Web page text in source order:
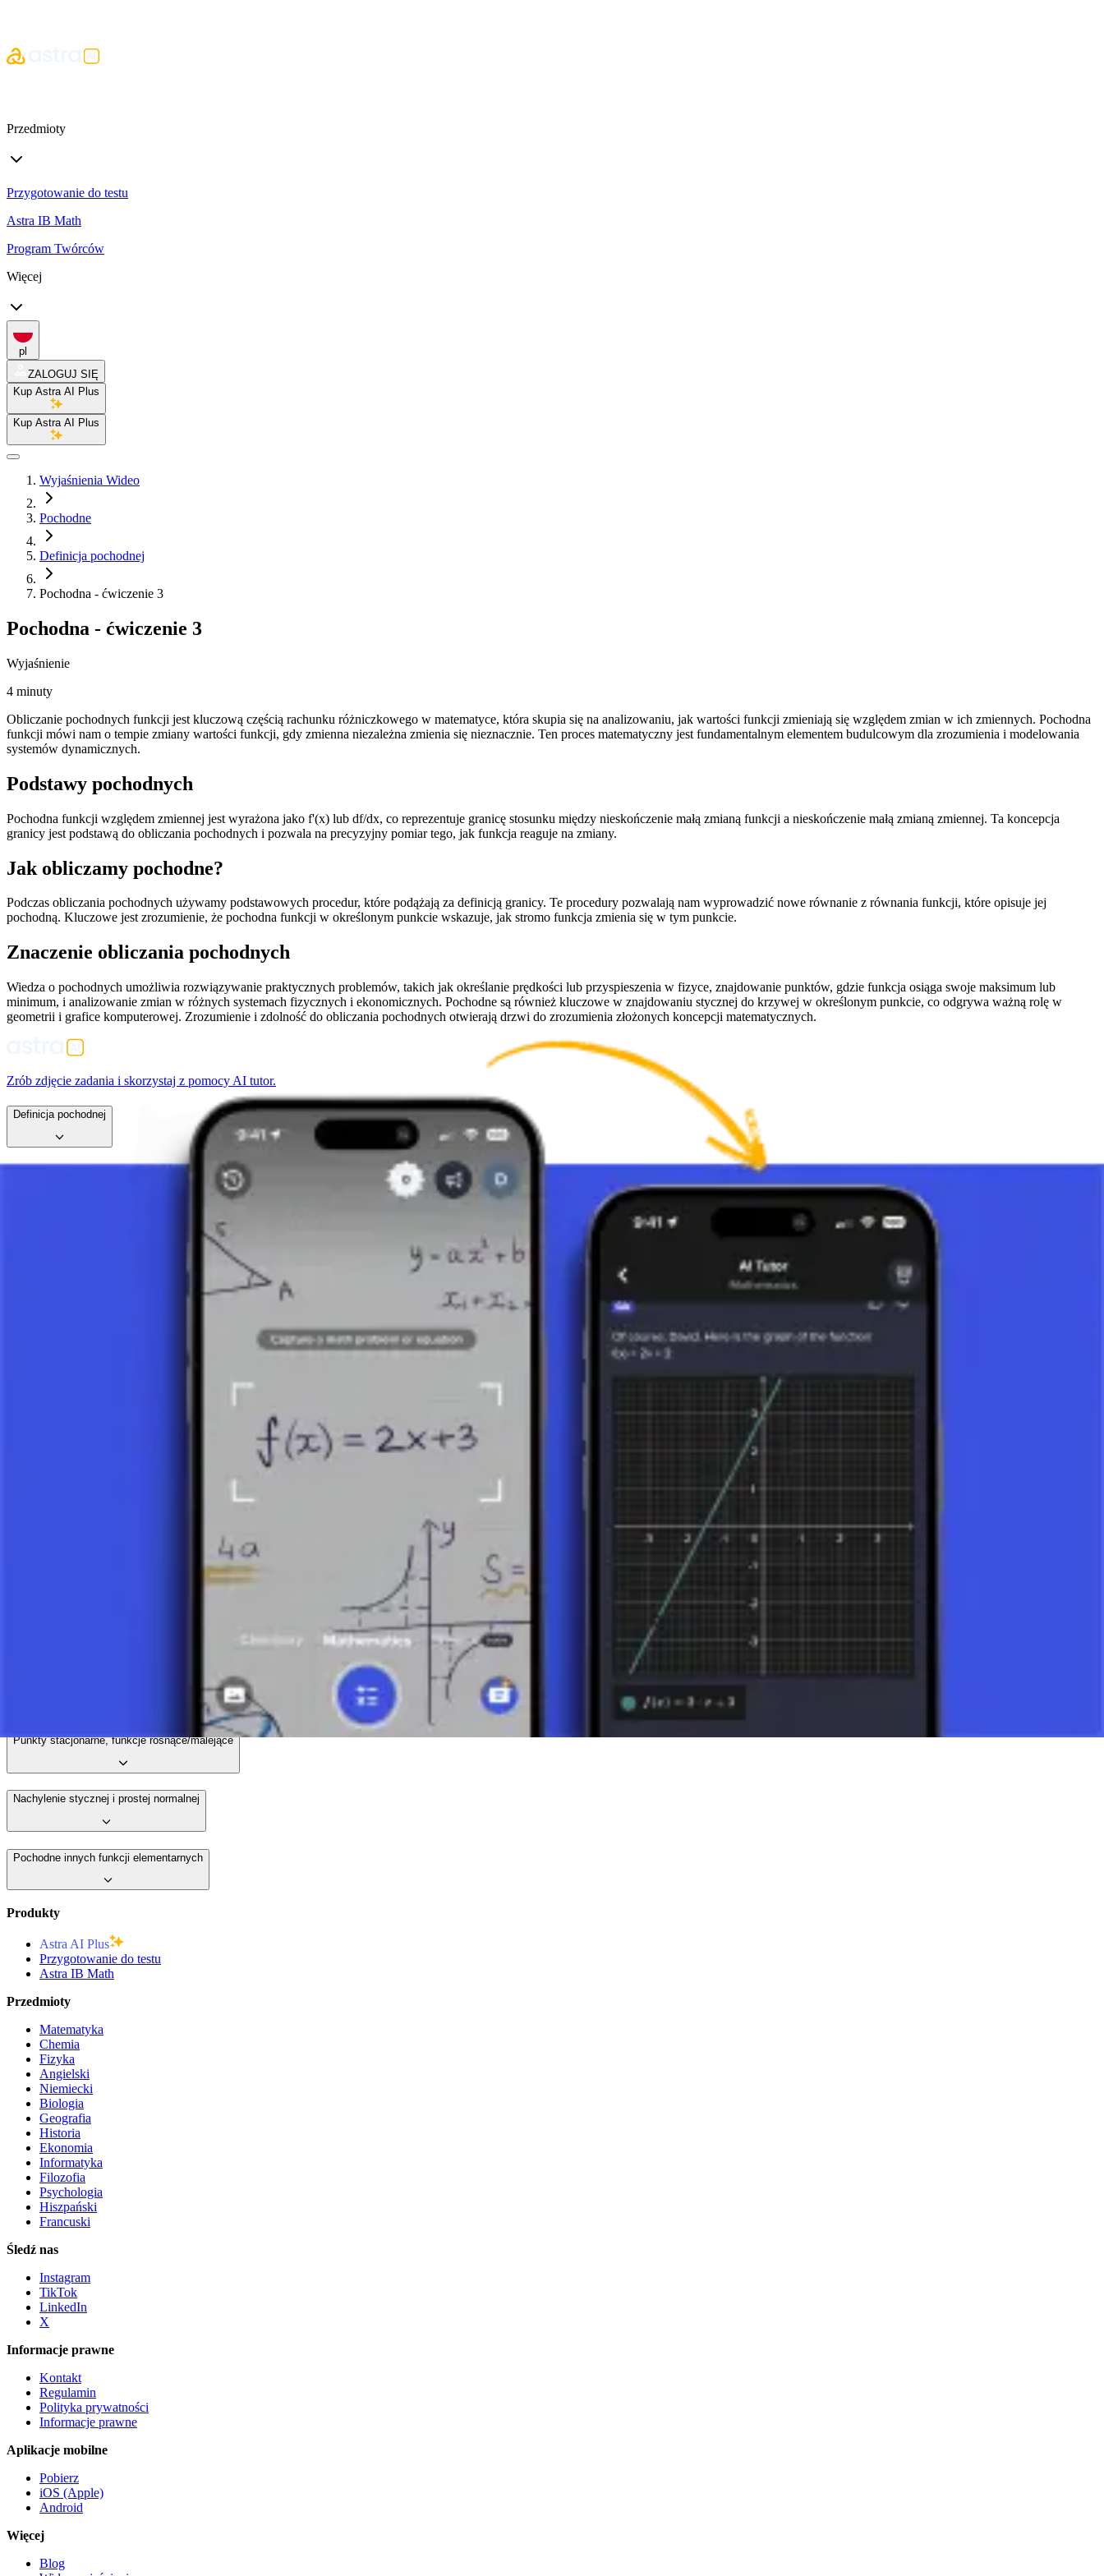
Przedmioty
Przygotowanie do testu
Astra IB Math
Program Twórców
Więcej
pl
ZALOGUJ SIĘ
Kup Astra AI Plus
Kup Astra AI Plus
Wyjaśnienia Wideo
Pochodne
Definicja pochodnej
Pochodna - ćwiczenie 3
Pochodna - ćwiczenie 3
Wyjaśnienie
4 minuty
Obliczanie pochodnych funkcji jest kluczową częścią rachunku różniczkowego w matematyce, która skupia się na analizowaniu, jak wartości funkcji zmieniają się względem zmian w ich zmiennych. Pochodna
funkcji mówi nam o tempie zmiany wartości funkcji, gdy zmienna niezależna zmienia się nieznacznie. Ten proces matematyczny jest fundamentalnym elementem budulcowym dla zrozumienia i modelowania
systemów dynamicznych.
Podstawy pochodnych
Pochodna funkcji względem zmiennej jest wyrażona jako f'(x) lub df/dx, co reprezentuje granicę stosunku między nieskończenie małą zmianą funkcji a nieskończenie małą zmianą zmiennej. Ta koncepcja
granicy jest podstawą do obliczania pochodnych i pozwala na precyzyjny pomiar tego, jak funkcja reaguje na zmiany.
Jak obliczamy pochodne?
Podczas obliczania pochodnych używamy podstawowych procedur, które podążają za definicją granicy. Te procedury pozwalają nam wyprowadzić nowe równanie z równania funkcji, które opisuje jej
pochodną. Kluczowe jest zrozumienie, że pochodna funkcji w określonym punkcie wskazuje, jak stromo funkcja zmienia się w tym punkcie.
Znaczenie obliczania pochodnych
Wiedza o pochodnych umożliwia rozwiązywanie praktycznych problemów, takich jak określanie prędkości lub przyspieszenia w fizyce, znajdowanie punktów, gdzie funkcja osiąga swoje maksimum lub
minimum, i analizowanie zmian w różnych systemach fizycznych i ekonomicznych. Pochodne są również kluczowe w znajdowaniu stycznej do krzywej w określonym punkcie, co odgrywa ważną rolę w
geometrii i grafice komputerowej. Zrozumienie i zdolność do obliczania pochodnych otwierają drzwi do zrozumienia złożonych koncepcji matematycznych.
Zrób zdjęcie zadania i skorzystaj z pomocy AI tutor.
Definicja pochodnej
Punkty stacjonarne, funkcje rosnące/malejące
Nachylenie stycznej i prostej normalnej
Pochodne innych funkcji elementarnych
Produkty
Astra AI Plus
Przygotowanie do testu
Astra IB Math
Przedmioty
Matematyka
Chemia
Fizyka
Angielski
Niemiecki
Biologia
Geografia
Historia
Ekonomia
Informatyka
Filozofia
Psychologia
Hiszpański
Francuski
Śledź nas
Instagram
TikTok
LinkedIn
X
Informacje prawne
Kontakt
Regulamin
Polityka prywatności
Informacje prawne
Aplikacje mobilne
Pobierz
iOS (Apple)
Android
Więcej
Blog